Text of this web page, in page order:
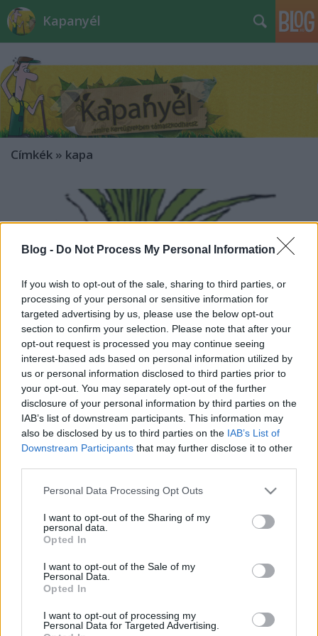
Blog - Do Not Process My Personal Information
If you wish to opt-out of the sale, sharing to third parties, or
processing of your personal or sensitive information for
targeted advertising by us, please use the below opt-out
section to confirm your selection. Please note that after your
opt-out request is processed you may continue seeing
interest-based ads based on personal information utilized by
us or personal information disclosed to third parties prior to
your opt-out. You may separately opt-out of the further
disclosure of your personal information by third parties on the
IAB’s list of downstream participants. This information may
also be disclosed by us to third parties on the IAB’s List of
Downstream Participants that may further disclose it to other
Please note that this website/app uses one or more Google
not limited to your visit or usage behaviour. You may click to
grant or deny consent to Google and its third-party tags to
use your data for below specified purposes in below Google
consent section.
Personal Data Processing Opt Outs
I want to opt-out of the Sharing of my
personal data.
Opted In
I want to opt-out of the Sale of my
Personal Data.
Opted In
I want to opt-out of processing my
Personal Data for Targeted Advertising.
Kapanyél
Címkék » kapa
Trükkös kapálás
kapanyél• 2014. április 03.
A gazok ellen folyamatos harcot kell vívni, aminek
első lépése, hogy felismerjük a kert nemkívánatos
látogatóit. Pusztításukat nem érdemes halogatni,
mert az idő nekik dolgozik: erősödnek, sokasodnak.
Nem feltétlenül kell vegyszerért nyúlni, ragyogó
eszközök lehetnek ellenük puszta kezünkön kívül a…
Téli nyélbabra